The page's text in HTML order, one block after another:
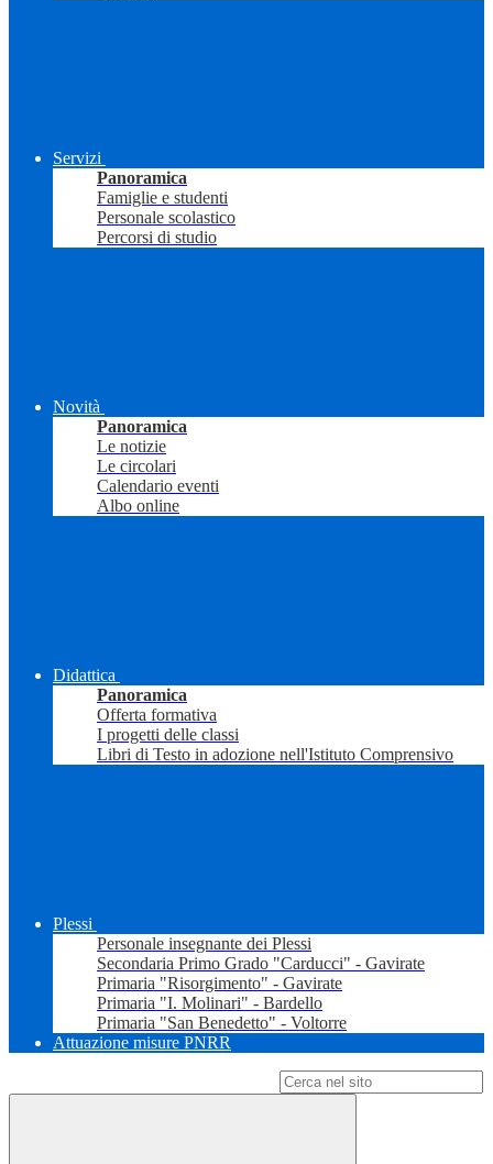
Servizi
Panoramica
Famiglie e studenti
Personale scolastico
Percorsi di studio
Novità
Panoramica
Le notizie
Le circolari
Calendario eventi
Albo online
Didattica
Panoramica
Offerta formativa
I progetti delle classi
Libri di Testo in adozione nell'Istituto Comprensivo
Plessi
Personale insegnante dei Plessi
Secondaria Primo Grado "Carducci" - Gavirate
Primaria "Risorgimento" - Gavirate
Primaria "I. Molinari" - Bardello
Primaria "San Benedetto" - Voltorre
Attuazione misure PNRR